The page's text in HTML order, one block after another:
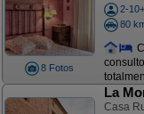
8 Fotos
2-
80
La
Casa